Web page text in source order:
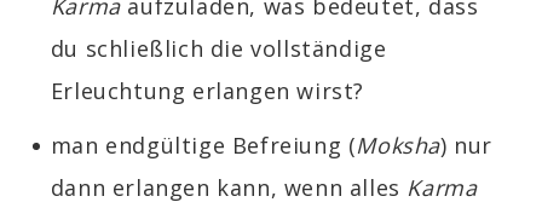
Karmaaufzuladen, was bedeutet, dass
du schließlich die vollständige
Erleuchtung erlangen wirst?
man endgültige Befreiung (Moksha) nur
dann erlangen kann, wenn alles Karma